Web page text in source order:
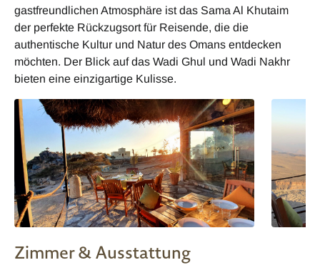
gastfreundlichen Atmosphäre ist das Sama Al Khutaim
der perfekte Rückzugsort für Reisende, die die
authentische Kultur und Natur des Omans entdecken
möchten. Der Blick auf das Wadi Ghul und Wadi Nakhr
bieten eine einzigartige Kulisse.
Zimmer & Ausstattung